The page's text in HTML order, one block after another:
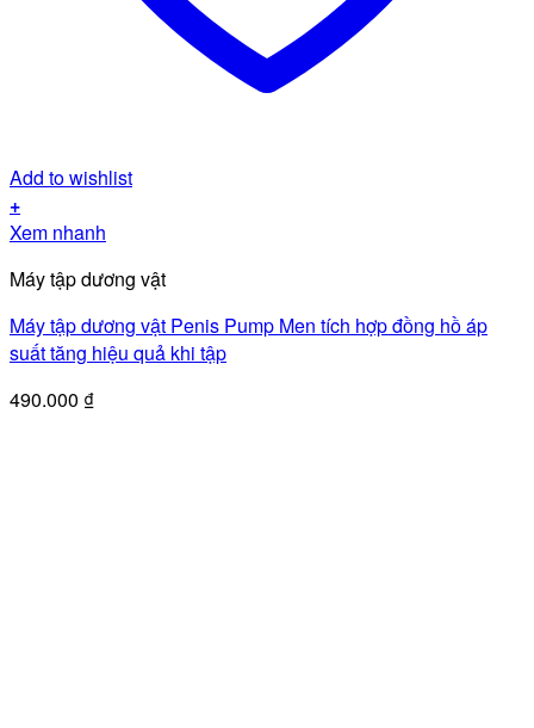
Add to wishlist
+
Xem nhanh
Máy tập dương vật
Máy tập dương vật Penis Pump Men tích hợp đồng hồ áp
suất tăng hiệu quả khi tập
490.000 ₫